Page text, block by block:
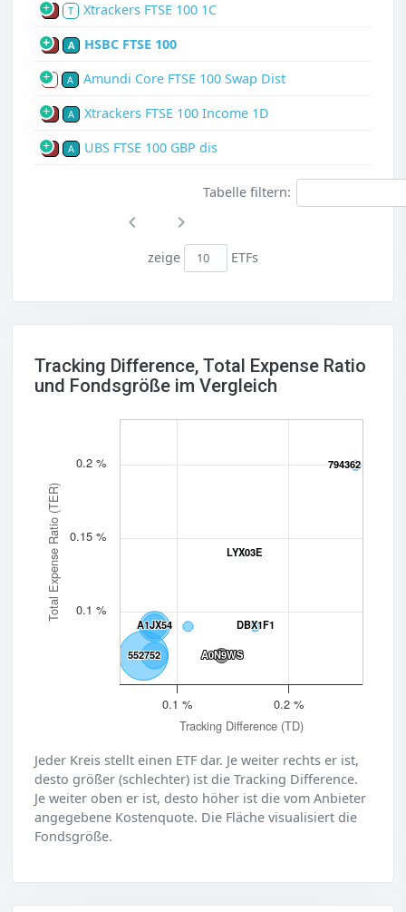
P T Xtrackers FTSE 100 1C
P A HSBC FTSE 100
S A Amundi Core FTSE 100 Swap Dist
P A Xtrackers FTSE 100 Income 1D
P A UBS FTSE 100 GBP dis
Tabelle filtern:
zeige ETFs
Tracking Difference, Total Expense Ratio
und Fondsgröße im Vergleich
Tracking Difference (TD)
Total Expense Ratio (TER)
552752
552752 A0N9WS
A0N9WS
A1JX54
A1JX54
794362
794362
DBX1F1
DBX1F1
LYX03E
LYX03E
0.1 % 0.2 %
0.1 %
0.15 %
0.2 %
Jeder Kreis stellt einen ETF dar. Je weiter rechts er ist,
desto größer (schlechter) ist die Tracking Difference.
Je weiter oben er ist, desto höher ist die vom Anbieter
angegebene Kostenquote. Die Fläche visualisiert die
Fondsgröße.